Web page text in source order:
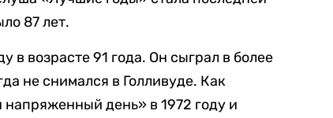
87 лет.
возрасте 91 года. Он сыграл в более
не снимался в Голливуде. Как
день» в 1972 году и